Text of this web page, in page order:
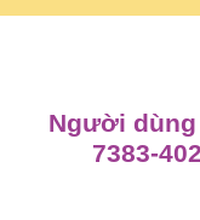
Người dùng
7383-